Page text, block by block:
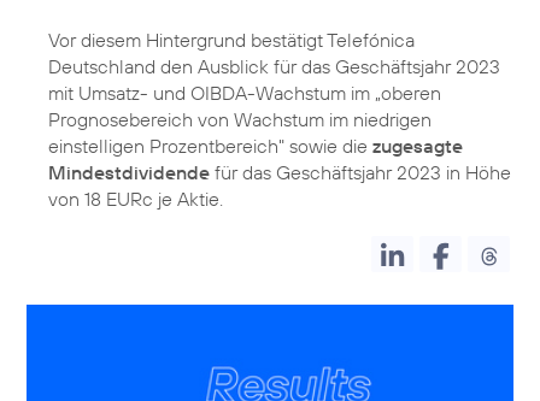
Vor diesem Hintergrund bestätigt Telefónica
Deutschland den Ausblick für das Geschäftsjahr 2023
mit Umsatz- und OIBDA-Wachstum im „oberen
Prognosebereich von Wachstum im niedrigen
einstelligen Prozentbereich" sowie die zugesagte
Mindestdividende für das Geschäftsjahr 2023 in Höhe
von 18 EURc je Aktie.